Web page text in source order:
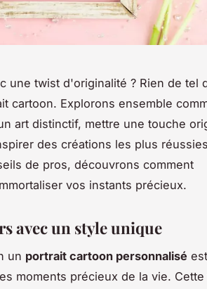
une twist d'originalité ? Rien de tel
cartoon. Explorons ensemble
art distinctif, mettre une touche
des créations les plus
de pros, découvrons comment
vos instants précieux.
avec un style unique
un portrait cartoon personnalisé
moments précieux de la vie.